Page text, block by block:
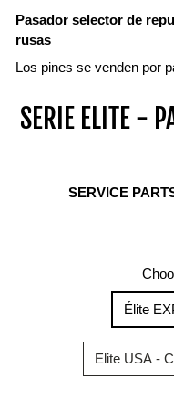
Pasador selector de
rusas
Los pines se venden por
SERIE ELITE -
SERVICE
Élite
Elite USA -